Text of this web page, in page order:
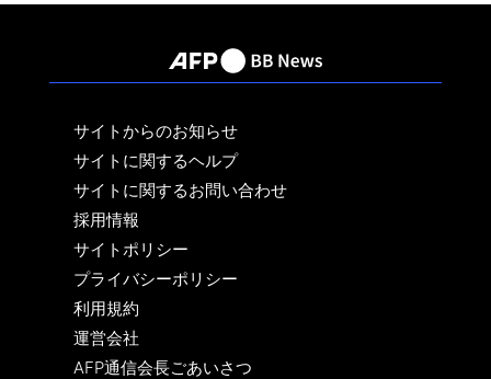
サイトからのお知らせ
サイトに関するヘルプ
サイトに関するお問い合わせ
採用情報
サイトポリシー
プライバシーポリシー
利用規約
運営会社
AFP通信会長ごあいさつ